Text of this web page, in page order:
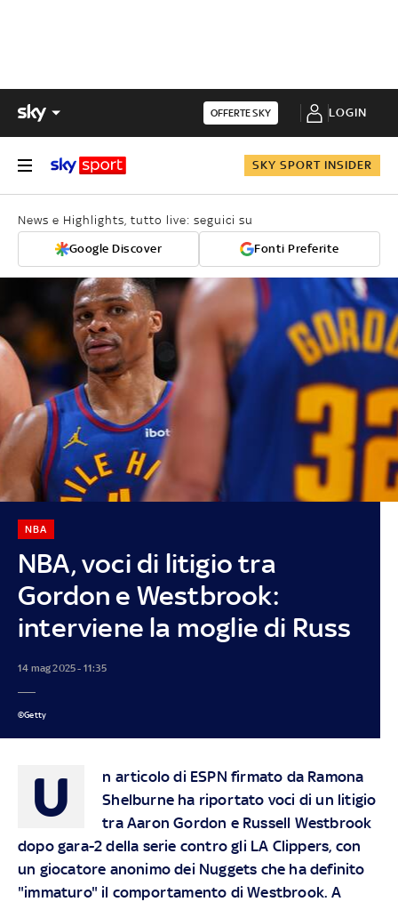
OFFERTE SKY LOGIN
SKY SPORT INSIDER
News e Highlights, tutto live: seguici su
Google Discover Fonti Preferite
NBA, voci di litigio tra
Gordon e Westbrook:
interviene la moglie di Russ
NBA
14 mag 2025 - 11:35
©Getty
U
n articolo di ESPN firmato da Ramona
Shelburne ha riportato voci di un litigio
tra Aaron Gordon e Russell Westbrook
dopo gara-2 della serie contro gli LA Clippers, con
un giocatore anonimo dei Nuggets che ha definito
"immaturo" il comportamento di Westbrook. A